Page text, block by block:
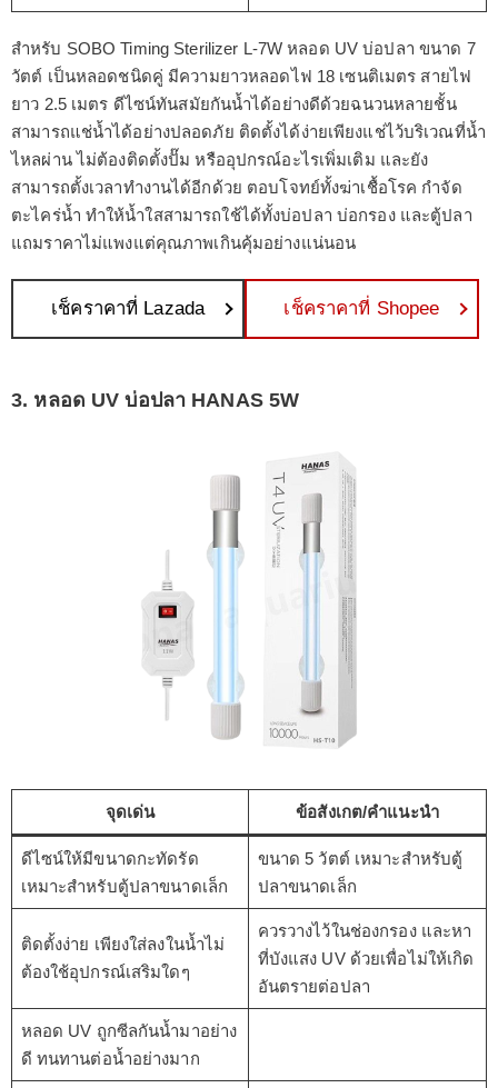
สำหรับ SOBO Timing Sterilizer L-7W หลอด UV บ่อปลา ขนาด 7
วัตต์ เป็นหลอดชนิดคู่ มีความยาวหลอดไฟ 18 เซนติเมตร สายไฟ
ยาว 2.5 เมตร ดีไซน์ทันสมัยกันน้ำได้อย่างดีด้วยฉนวนหลายชั้น
สามารถแช่น้ำได้อย่างปลอดภัย ติดตั้งได้ง่ายเพียงแช่ไว้บริเวณที่น้ำ
ไหลผ่าน ไม่ต้องติดตั้งปั๊ม หรืออุปกรณ์อะไรเพิ่มเติม และยัง
สามารถตั้งเวลาทำงานได้อีกด้วย ตอบโจทย์ทั้งฆ่าเชื้อโรค กำจัด
ตะไคร่น้ำ ทำให้น้ำใสสามารถใช้ได้ทั้งบ่อปลา บ่อกรอง และตู้ปลา
แถมราคาไม่แพงแต่คุณภาพเกินคุ้มอย่างแน่นอน
เช็คราคาที่ Lazada เช็คราคาที่ Shopee
3. หลอด UV บ่อปลา HANAS 5W
จุดเด่น ข้อสังเกต/คำแนะนำ
ดีไซน์ให้มีขนาดกะทัดรัด
เหมาะสำหรับตู้ปลาขนาดเล็ก
ขนาด 5 วัตต์ เหมาะสำหรับตู้
ปลาขนาดเล็ก
ติดตั้งง่าย เพียงใส่ลงในน้ำไม่
ต้องใช้อุปกรณ์เสริมใดๆ
ควรวางไว้ในช่องกรอง และหา
ที่บังแสง UV ด้วยเพื่อไม่ให้เกิด
อันตรายต่อปลา
หลอด UV ถูกซีลกันน้ำมาอย่าง
ดี ทนทานต่อน้ำอย่างมาก